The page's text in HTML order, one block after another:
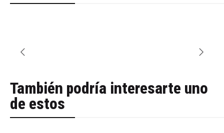
También podría interesarte uno
de estos